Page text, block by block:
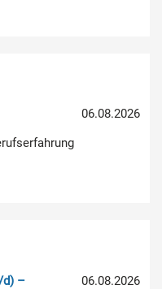
06.08.2026
06.08.2026
d) –